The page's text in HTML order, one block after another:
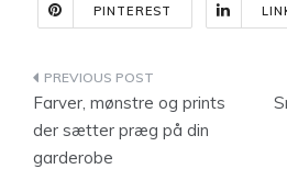
PINTEREST
Indlægsnavigation
Farver, mønstre og prints
der sætter præg på din
garderobe